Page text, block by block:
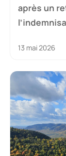
après un
13 mai 2026